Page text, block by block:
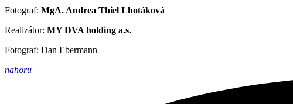
Fotograf: MgA. Andrea Thiel Lhotáková
Realizátor: MY DVA holding a.s.
Fotograf: Dan Ebermann
nahoru